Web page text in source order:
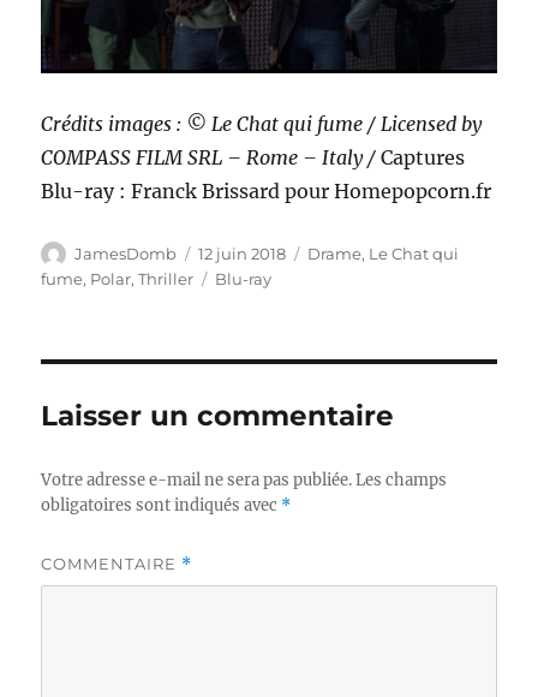
Crédits images : © Le Chat qui fume / Licensed by
COMPASS FILM SRL – Rome – Italy /Captures
Blu-ray : Franck Brissard pour Homepopcorn.fr
Auteur
JamesDomb
Publié
le
12 juin 2018 Catégories
Drame, Le Chat qui
fume, Polar,Thriller Étiquettes
Blu-ray
Laisser un commentaire
Votre adresse e-mail ne sera pas publiée. Les champs
obligatoires sont indiqués avec *
COMMENTAIRE *